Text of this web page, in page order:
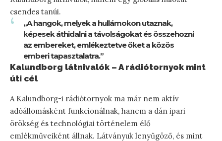
csendes tanúi.
„A hangok, melyek a hullámokon utaznak,
képesek áthidalni a távolságokat és összehozni
az embereket, emlékeztetve őket a közös
emberi tapasztalatra.”
Kalundborg látnivalók – A rádiótornyok mint
úti cél
A Kalundborg-i rádiótornyok ma már nem aktív
adóállomásként funkcionálnak, hanem a dán ipari
örökség és technológiai történelem élő
emlékműveiként állnak. Látványuk lenyűgöző, és mint